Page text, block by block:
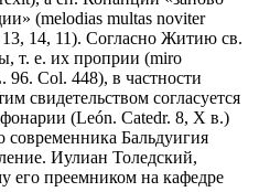
(melodias multas noviter
14, 11). Согласно Житию св.
т. е. их проприи (miro
96. Col. 448), в частности
свидетельством согласуется
(León. Catedr. 8, X в.)
Бальдуигия
Иулиан Толедский,
его преемником на кафедре